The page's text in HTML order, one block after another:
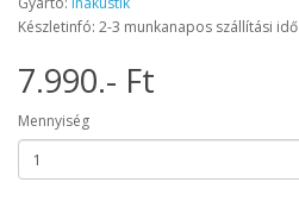
Készletinfó: 2-3 munkanapos szállítási idő
7.990.- Ft
Mennyiség